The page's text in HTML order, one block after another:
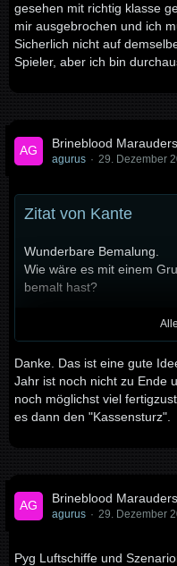
gesehen mit richtig klasse
mir ausgebrochen und ich
Sicherlich nicht auf
Spieler, aber ich bin
Brineblood
agurus 29. Dezember
Zitat von Kante
Wunderbare Bemalung.
Wie wäre es mit einem
bemalt hast?
Mit freundlichen Grüßen
Lars
Danke. Das ist eine gute
Jahr ist noch nicht zu Ende
noch möglichst viel
es dann den "Kassensturz".
Brineblood
agurus 29. Dezember
Pyg Luftschiffe und